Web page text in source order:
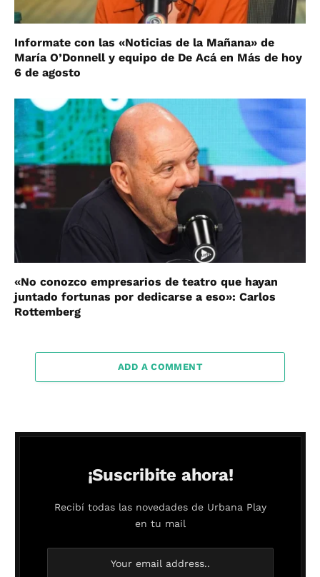
Informate con las «Noticias de la Mañana» de
María O’Donnell y equipo de De Acá en Más de hoy
6 de agosto
«No conozco empresarios de teatro que hayan
juntado fortunas por dedicarse a eso»: Carlos
Rottemberg
ADD A COMMENT
¡Suscribite ahora!
Recibí todas las novedades de Urbana Play
en tu mail